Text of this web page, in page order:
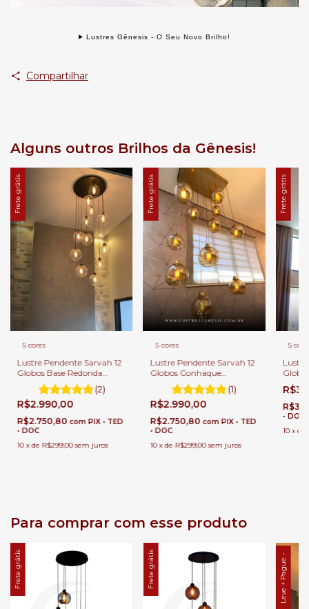
Lustres Gênesis - O Seu Novo Brilho!
Compartilhar
Alguns outros Brilhos da Gênesis!
Frete grátis
5 cores
Lustre Pendente Sarvah 12
Globos Base Redonda
Preta Para Casas Pé
Direito Duplo e Alto(2)
R$2.990,00
R$2.750,80 com PIX • TED
• DOC
10 xde R$299,00 sem juros
Frete grátis
5 cores
Lustre Pendente Sarvah 12
Globos Conhaque
Importado Para Casas Pé
Direito Duplo e Alto.(1)
R$2.990,00
R$2.750,80 com PIX • TED
• DOC
10 xde R$299,00 sem juros
Frete grátis
5
• DOC
10 x de
Para comprar com esse produto
Frete grátis Frete grátis Leve + Pague -